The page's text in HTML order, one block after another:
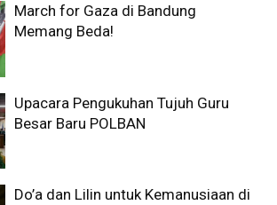
March for Gaza di Bandung
Memang Beda!
Upacara Pengukuhan Tujuh Guru
Besar Baru POLBAN
Do’a dan Lilin untuk Kemanusiaan di